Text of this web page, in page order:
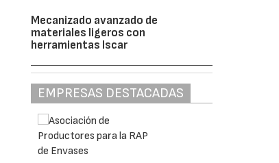
Mecanizado avanzado de
materiales ligeros con
herramientas Iscar
EMPRESAS DESTACADAS